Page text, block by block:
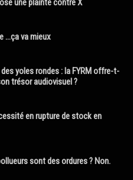
…ça va mieux
yoles rondes : la FYRM offre-t-
trésor audiovisuel ?
en rupture de stock en
sont des ordures ? Non.